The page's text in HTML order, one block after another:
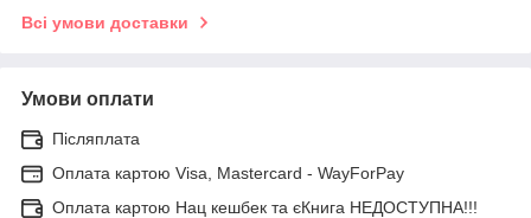
Всі умови доставки
Умови оплати
Післяплата
Оплата картою Visa, Mastercard - WayForPay
Оплата картою Нац кешбек та єКнига НЕДОСТУПНА!!!